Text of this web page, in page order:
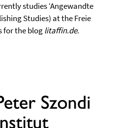
studies ‘Angewandte
Studies) at the Freie
for the bloglitaffin.de.